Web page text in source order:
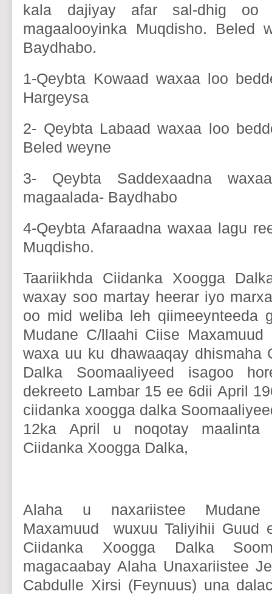
kala dajiyay afar sal-dhig
magaalooyinka Muqdisho. Beled
Baydhabo.
1-Qeybta Kowaad waxaa loo
Hargeysa
2- Qeybta Labaad waxaa loo
Beled weyne
3- Qeybta Saddexaadna
magaalada- Baydhabo
4-Qeybta Afaraadna waxaa lagu
Muqdisho.
Taariikhda Ciidanka Xoogga
waxay soo martay heerar iyo
oo mid weliba leh qiimeeynteeda
Mudane C/llaahi Ciise
waxa uu ku dhawaaqay dhismaha
Dalka Soomaaliyeed isagoo
dekreeto Lambar 15 ee 6dii April
ciidanka xoogga dalka
12ka April u noqotay maalinta
Ciidanka Xoogga Dalka,
Alaha u naxariistee
Maxamuud wuxuu Taliyihii Guud
Ciidanka Xoogga Dalka
magacaabay Alaha Unaxariistee
Cabdulle Xirsi (Feynuus) una